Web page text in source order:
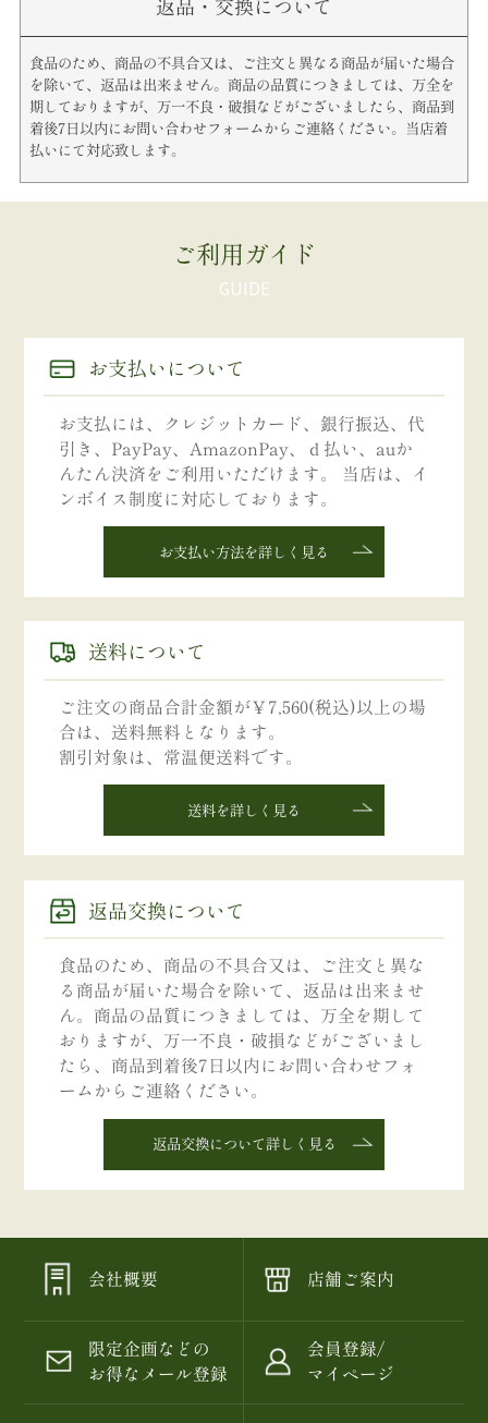
返品・交換について
食品のため、商品の不具合又は、ご注文と異なる商品が届いた場合
を除いて、返品は出来ません。商品の品質につきましては、万全を
期しておりますが、万一不良・破損などがございましたら、商品到
着後7日以内にお問い合わせフォームからご連絡ください。当店着
払いにて対応致します。
ご利用ガイド
お支払いについて
お支払には、クレジットカード、銀行振込、代
引き、PayPay、AmazonPay、ｄ払い、auか
んたん決済をご利用いただけます。 当店は、イ
ンボイス制度に対応しております。
お支払い方法を詳しく見る
送料について
ご注文の商品合計金額が￥7,560(税込)以上の場
合は、送料無料となります。
割引対象は、常温便送料です。
送料を詳しく見る
返品交換について
食品のため、商品の不具合又は、ご注文と異な
る商品が届いた場合を除いて、返品は出来ませ
ん。商品の品質につきましては、万全を期して
おりますが、万一不良・破損などがございまし
たら、商品到着後7日以内にお問い合わせフォ
ームからご連絡ください。
返品交換について詳しく見る
会社概要 店舗ご案内
限定企画などの
お得なメール登録
会員登録/
マイページ